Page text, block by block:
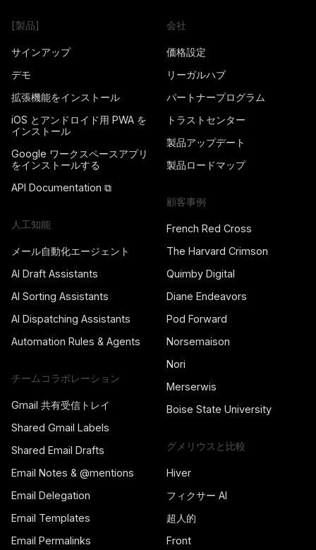
[製品]
サインアップ
デモ
拡張機能をインストール
iOS とアンドロイド用 PWA を
インストール
Google ワークスペースアプリ
をインストールする
API Documentation ⧉
人工知能
メール自動化エージェント
AI Draft Assistants
AI Sorting Assistants
AI Dispatching Assistants
Automation Rules & Agents
チームコラボレーション
Gmail 共有受信トレイ
Shared Gmail Labels
Shared Email Drafts
Email Notes & @mentions
Email Delegation
Email Templates
Email Permalinks
会社
価格設定
リーガルハブ
パートナープログラム
トラストセンター
製品アップデート
製品ロードマップ
顧客事例
French Red Cross
The Harvard Crimson
Quimby Digital
Diane Endeavors
Pod Forward
Norsemaison
Nori
Merserwis
Boise State University
グメリウスと比較
Hiver
フィクサー AI
超人的
Front